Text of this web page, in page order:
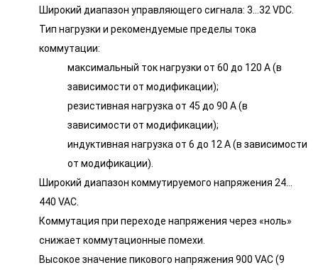
Широкий диапазон управляющего сигнала: 3…32 VDC.
Тип нагрузки и рекомендуемые пределы тока
коммутации:
максимальный ток нагрузки от 60 до 120 А (в
зависимости от модификации);
резистивная нагрузка от 45 до 90 А (в
зависимости от модификации);
индуктивная нагрузка от 6 до 12 А (в зависимости
от модификации).
Широкий диапазон коммутируемого напряжения 24…
440 VAC.
Коммутация при переходе напряжения через «ноль»
снижает коммутационные помехи.
Высокое значение пикового напряжения 900 VAC (9